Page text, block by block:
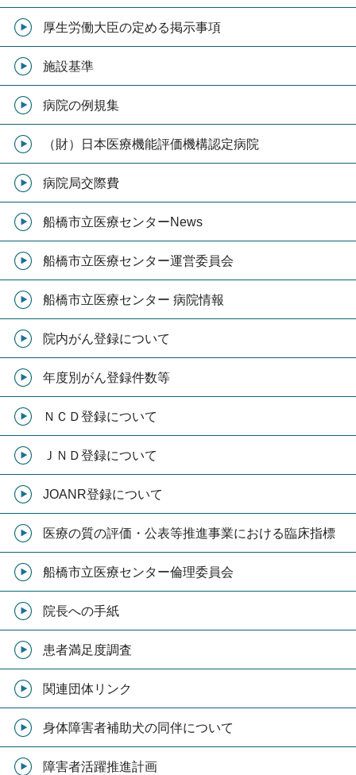
厚生労働大臣の定める掲示事項
施設基準
病院の例規集
（財）日本医療機能評価機構認定病院
病院局交際費
船橋市立医療センターNews
船橋市立医療センター運営委員会
船橋市立医療センター 病院情報
院内がん登録について
年度別がん登録件数等
ＮＣＤ登録について
ＪＮＤ登録について
JOANR登録について
医療の質の評価・公表等推進事業における臨床指標
船橋市立医療センター倫理委員会
院長への手紙
患者満足度調査
関連団体リンク
身体障害者補助犬の同伴について
障害者活躍推進計画